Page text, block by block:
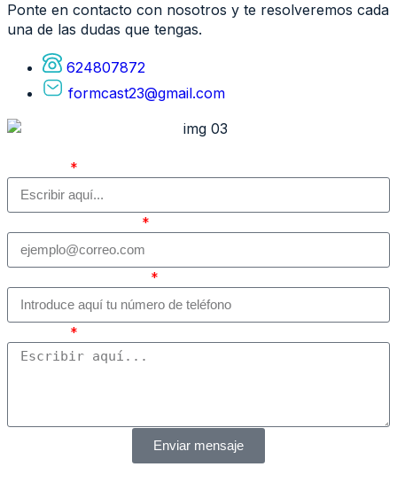
Ponte en contacto con nosotros y te resolveremos cada
una de las dudas que tengas.
624807872
formcast23@gmail.com
Enviar mensaje